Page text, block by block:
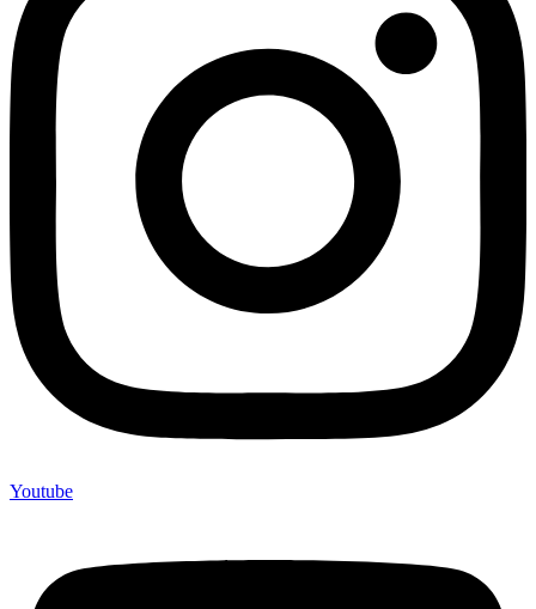
Youtube